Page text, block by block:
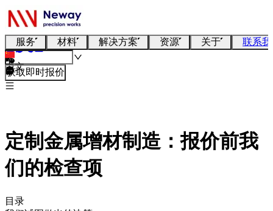
服务 材料 解决方案 资源 关于 联系
中文
获取即时报价
定制金属增材制造：报价前我
们的检查项
目录